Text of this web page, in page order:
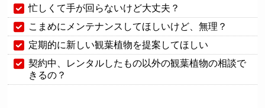
忙しくて手が回らないけど大丈夫？
こまめにメンテナンスしてほしいけど、無理？
定期的に新しい観葉植物を提案してほしい
契約中、レンタルしたもの以外の観葉植物の相談で
きるの？